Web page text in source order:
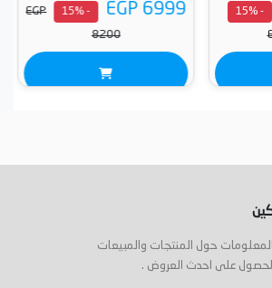
- 15%
EGP 6999
- 15%
EGP
8200
حول المنتجات والمبيعات
على احدث العروض .